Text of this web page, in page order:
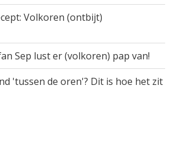
Volkoren (ontbijt)
Sep lust er (volkoren) pap van!
'tussen de oren'? Dit is hoe het zit